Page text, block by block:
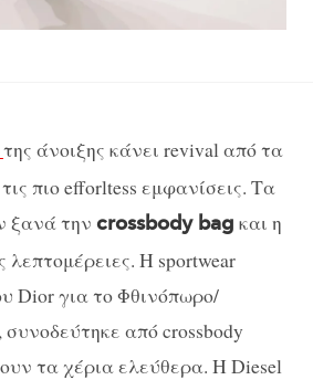
της άνοιξης κάνει revival από τα
πιο efforltess εμφανίσεις. Τα
ξανά την crossbody bag και η
λεπτομέρειες. Η sportwear
Dior για το Φθινόπωρο/
από crossbody
τα χέρια ελεύθερα. Η Diesel